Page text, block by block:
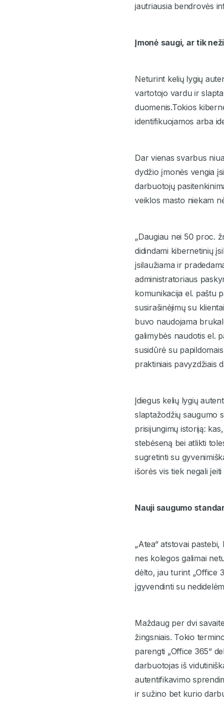
jautriausia bendrovės
Įmonė saugi, ar tik
Neturint kelių lygių
vartotojo vardu ir
duomenis.Tokios
identifikuojamos arba
Dar vienas svarbus
dydžio įmonės vengia
darbuotojų
veiklos masto niekam
„Daugiau nei 50 proc.
didindami kibernetinių
įsilaužiama ir
administratoriaus
komunikacija el. paštu
susirašinėjimų su
buvo naudojama
galimybės naudotis el.
susidūrė su
praktiniais pavyzdžiais
Įdiegus kelių lygių
slaptažodžių saugumo
prisijungimų istoriją:
stebėseną bei atlikti
sugretinti su
išorės vis tiek negali įeiti
Nauji saugumo
„Atea“ atstovai
nes kolegos galimai
dėlto, jau turint „Office
įgyvendinti su
Maždaug per dvi
žingsniais. Tokio
parengti „Office 365“
darbuotojas iš
autentifikavimo
ir sužino bet kurio